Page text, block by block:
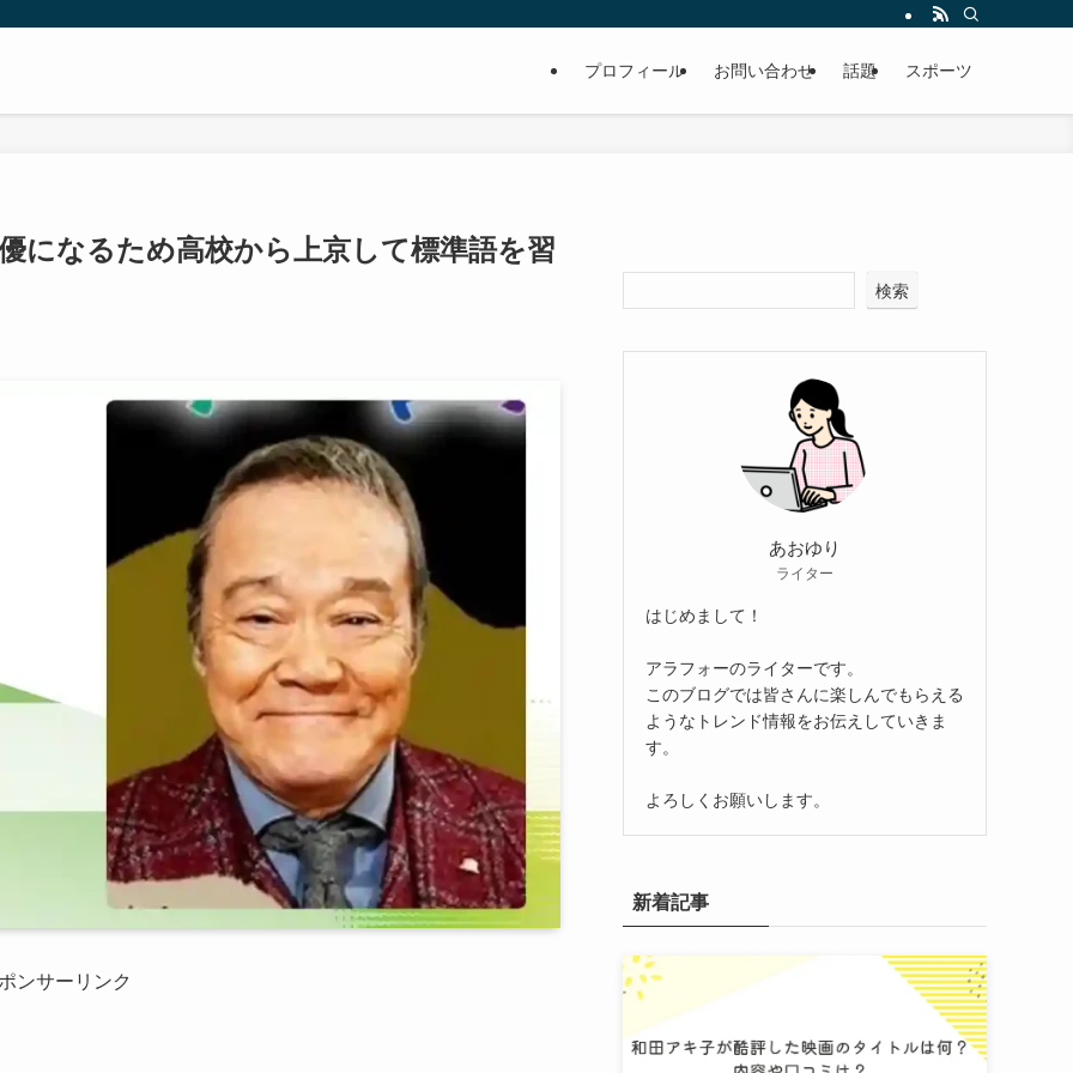
プロフィール お問い合わせ 話題 スポーツ
になるため高校から上京して標準語を習
ンサーリンク
検索
あおゆり
ライター
はじめまして！
アラフォーのライターです。
このブログでは皆さんに楽しんでもらえる
ようなトレンド情報をお伝えしていきま
す。
よろしくお願いします。
新着記事